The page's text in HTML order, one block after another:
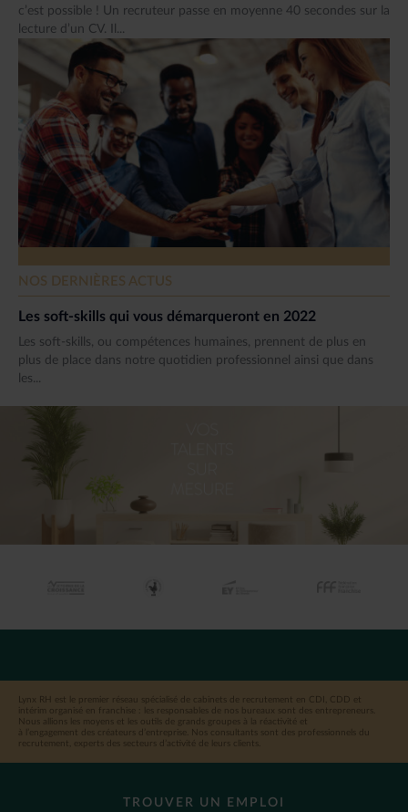
c’est possible ! Un recruteur passe en moyenne 40 secondes sur la
lecture d’un CV. Il...
NOS DERNIÈRES ACTUS
Les soft-skills qui vous démarqueront en 2022
Les soft-skills, ou compétences humaines, prennent de plus en
plus de place dans notre quotidien professionnel ainsi que dans
les...
Lynx RH est le premier réseau spécialisé de cabinets de recrutement en CDI, CDD et
intérim organisé en franchise : les responsables de nos bureaux sont des entrepreneurs.
Nous allions les moyens et les outils de grands groupes à la réactivité et
à l’engagement des créateurs d’entreprise. Nos consultants sont des professionnels du
recrutement, experts des secteurs d’activité de leurs clients.
TROUVER UN EMPLOI